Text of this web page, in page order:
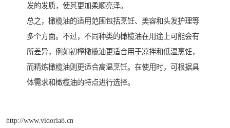
发的发质，使其更加柔顺亮泽。
总之，橄榄油的适用范围包括烹饪、美容和头发护理等
多个方面。不过，不同种类的橄榄油在用途上可能会有
所差异，例如初榨橄榄油更适合用于凉拌和低温烹饪，
而精炼橄榄油则更适合高温烹饪。在使用时，可根据具
体需求和橄榄油的特点进行选择。
http://www.vidoria8.cn